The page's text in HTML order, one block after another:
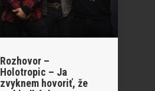
Rozhovor –
Holotropic – Ja
zvyknem hovoriť, že